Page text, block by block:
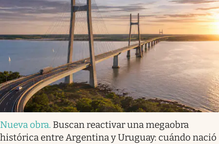
Nueva obra. Buscan reactivar una megaobra
histórica entre Argentina y Uruguay: cuándo nació